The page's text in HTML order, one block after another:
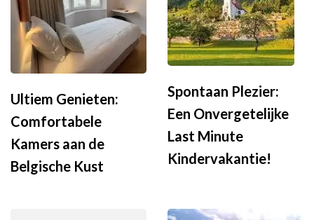
Ultiem Genieten:
Comfortabele
Kamers aan de
Belgische Kust
Spontaan Plezier:
Een Onvergetelijke
Last Minute
Kindervakantie!